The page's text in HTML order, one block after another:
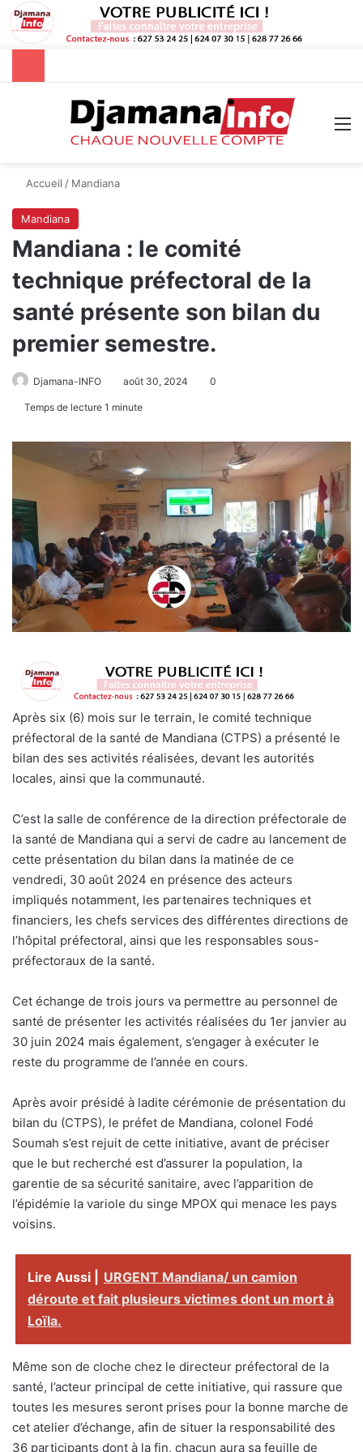
Rechercher
Accueil / Mandiana
Mandiana
Mandiana : le comité
technique préfectoral de la
santé présente son bilan du
premier semestre.
Djamana-INFO août 30, 2024 0
Temps de lecture 1 minute
Après six (6) mois sur le terrain, le comité technique
préfectoral de la santé de Mandiana (CTPS) a présenté le
bilan des ses activités réalisées, devant les autorités
locales, ainsi que la communauté.
C’est la salle de conférence de la direction préfectorale de
la santé de Mandiana qui a servi de cadre au lancement de
cette présentation du bilan dans la matinée de ce
vendredi, 30 août 2024 en présence des acteurs
impliqués notamment, les partenaires techniques et
financiers, les chefs services des différentes directions de
l’hôpital préfectoral, ainsi que les responsables sous-
préfectoraux de la santé.
Cet échange de trois jours va permettre au personnel de
santé de présenter les activités réalisées du 1er janvier au
30 juin 2024 mais également, s’engager à exécuter le
reste du programme de l’année en cours.
Après avoir présidé à ladite cérémonie de présentation du
bilan du (CTPS), le préfet de Mandiana, colonel Fodé
Soumah s’est rejuit de cette initiative, avant de préciser
que le but recherché est d’assurer la population, la
garentie de sa sécurité sanitaire, avec l’apparition de
l’épidémie la variole du singe MPOX qui menace les pays
voisins.
Lire Aussi |
URGENT Mandiana/ un camion
déroute et fait plusieurs victimes dont un mort à
Loïla.
Même son de cloche chez le directeur préfectoral de la
santé, l’acteur principal de cette initiative, qui rassure que
toutes les mesures seront prises pour la bonne marche de
cet atelier d’échange, afin de situer la responsabilité des
36 participants dont à la fin, chacun aura sa feuille de